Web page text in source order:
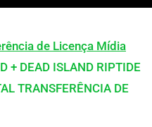
de Licença Mídia
+ DEAD ISLAND RIPTIDE
TRANSFERÊNCIA DE